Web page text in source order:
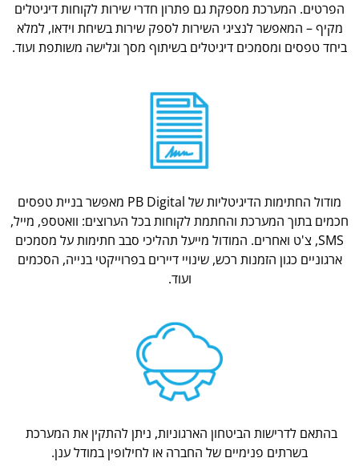
הפרטים. המערכת מספקת גם פתרון חדרי שירות לקוחות דיגיטלים
מקיף – המאפשר לנציגי השירות לספק שירות בשיחת וידאו, למלא
ביחד טפסים ומסמכים דיגיטלים בשיתוף מסך וגלישה משותפת ועוד.
מודול החתימות הדיגיטליות של PB Digital מאפשר בניית טפסים
חכמים בתוך המערכת והחתמת לקוחות בכל הערוצים: וואטספ, מייל,
SMS, צ'ט ואחרים. המודול מייעל תהליכי סבב חתימות על מסמכים
ארגוניים כגון הזמנות רכש, שינויי דיירים בפרוייקטי בנייה, הסכמים
ועוד.
בהתאם לדרישות הביטחון הארגוניות, ניתן להתקין את המערכת
בשרתים פנימיים של החברה או לחילופין במודל ענן.